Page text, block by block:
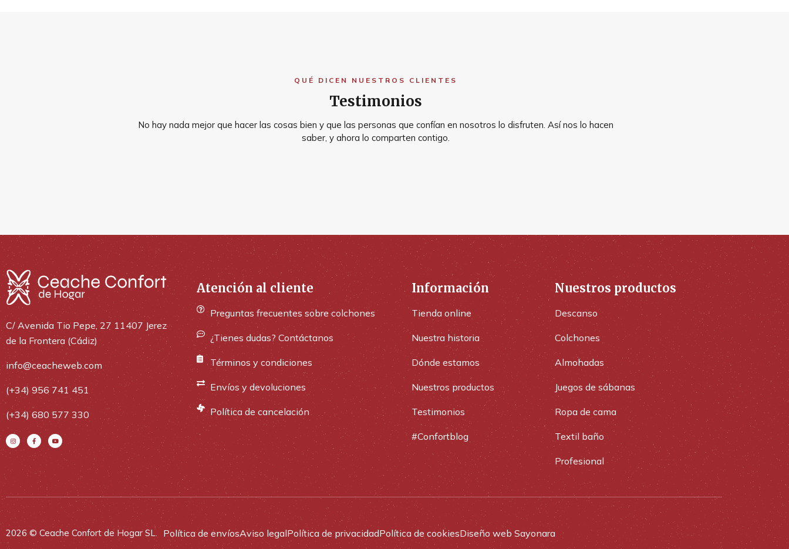
QUÉ DICEN NUESTROS CLIENTES
Testimonios
No hay nada mejor que hacer las cosas bien y que las personas que confían en nosotros lo disfruten. Así nos lo hacen
saber, y ahora lo comparten contigo.
C/ Avenida Tio Pepe, 27 11407 Jerez
de la Frontera (Cádiz)
info@ceacheweb.com
(+34) 956 741 451
(+34) 680 577 330
Atención al cliente
Preguntas frecuentes sobre colchones
¿Tienes dudas? Contáctanos
Términos y condiciones
Envíos y devoluciones
Política de cancelación
Información
Tienda online
Nuestra historia
Dónde estamos
Nuestros productos
Testimonios
#Confortblog
Nuestros productos
Descanso
Colchones
Almohadas
Juegos de sábanas
Ropa de cama
Textil baño
Profesional
2026 © Ceache Confort de Hogar SL. Política de envíosAviso legalPolítica de privacidadPolítica de cookiesDiseño web Sayonara